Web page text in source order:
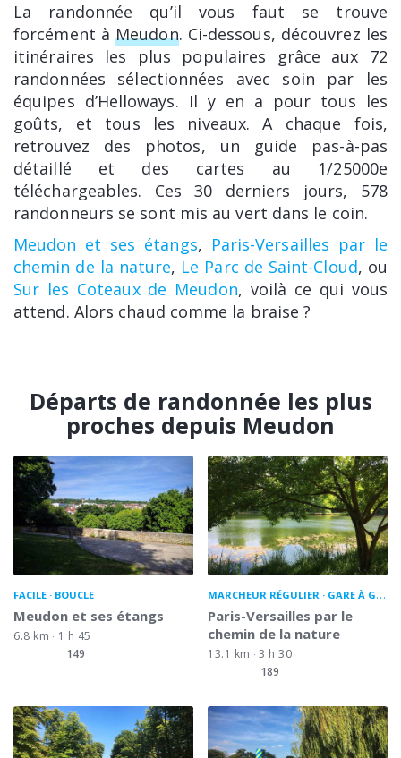
La randonnée qu’il vous faut se trouve
forcément àMeudon. Ci-dessous, découvrez les
itinéraires les plus populaires grâce aux 72
randonnées sélectionnées avec soin par les
équipes d’Helloways. Il y en a pour tous les
goûts, et tous les niveaux. A chaque fois,
retrouvez des photos, un guide pas-à-pas
détaillé et des cartes au 1/25000e
téléchargeables. Ces 30 derniers jours, 578
randonneurs se sont mis au vert dans le coin.
Meudon et ses étangs, Paris-Versailles par le
chemin de la nature, Le Parc de Saint-Cloud, ou
Sur les Coteaux de Meudon, voilà ce qui vous
attend. Alors chaud comme la braise ?
Départs de randonnée les plus
proches depuis Meudon
FACILE BOUCLE
Meudon et ses étangs
6.8 km
1 h 45
149
MARCHEUR RÉGULIER GARE À GARE
Paris-Versailles par le
chemin de la nature
13.1 km
3 h 30
189